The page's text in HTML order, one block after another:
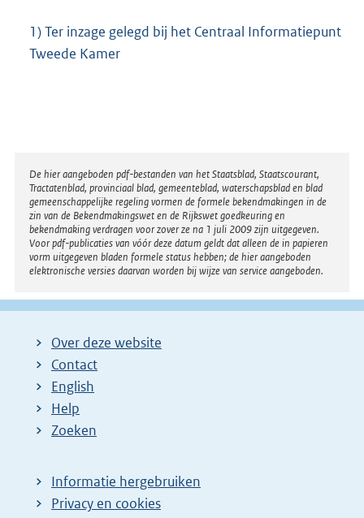
1) Ter inzage gelegd bij het Centraal Informatiepunt
Tweede Kamer
Disclaimer
De hier aangeboden pdf-bestanden van het Staatsblad, Staatscourant,
Tractatenblad, provinciaal blad, gemeenteblad, waterschapsblad en blad
gemeenschappelijke regeling vormen de formele bekendmakingen in de
zin van de Bekendmakingswet en de Rijkswet goedkeuring en
bekendmaking verdragen voor zover ze na 1 juli 2009 zijn uitgegeven.
Voor pdf-publicaties van vóór deze datum geldt dat alleen de in papieren
vorm uitgegeven bladen formele status hebben; de hier aangeboden
elektronische versies daarvan worden bij wijze van service aangeboden.
Over deze website
Contact
English
Help
Zoeken
Informatie hergebruiken
Privacy en cookies